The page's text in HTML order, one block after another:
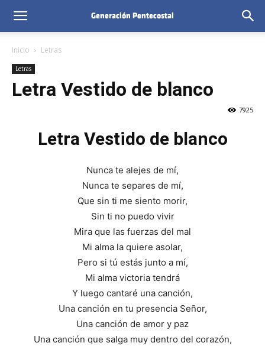
Inicio Letras
Letras
Letra Vestido de blanco
7925
Letra Vestido de blanco
Nunca te alejes de mí,
Nunca te separes de mí,
Que sin ti me siento morir,
Sin ti no puedo vivir
Mira que las fuerzas del mal
Mi alma la quiere asolar,
Pero si tú estás junto a mí,
Mi alma victoria tendrá
Y luego cantaré una canción,
Una canción en tu presencia Señor,
Una canción de amor y paz
Una canción que salga muy dentro del corazón,